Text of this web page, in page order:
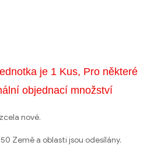
je 1 Kus, Pro některé
objednací množství
nové.
Země a oblasti jsou odesílány.